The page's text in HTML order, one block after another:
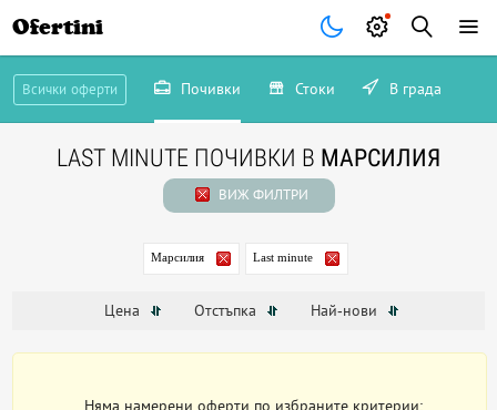
Ofertini
Всички оферти Почивки Стоки В града
LAST MINUTE ПОЧИВКИ В МАРСИЛИЯ
ВИЖ ФИЛТРИ
Марсилия Last minute
Цена Отстъпка Най-нови
Няма намерени оферти по избраните критерии: